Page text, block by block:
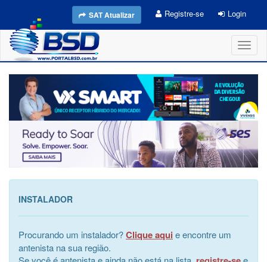
SAT Atualizar Registre-se Login
INSTALADOR
Procurando um instalador?Clique aqui e encontre um
antenista na sua região.